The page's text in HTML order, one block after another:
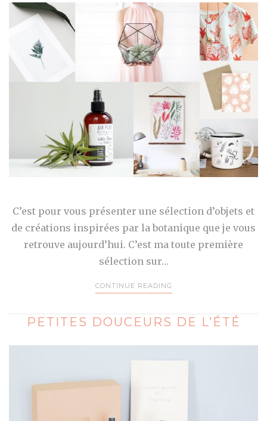
C’est pour vous présenter une sélection d’objets et
de créations inspirées par la botanique que je vous
retrouve aujourd’hui. C’est ma toute première
sélection sur…
CONTINUE READING
PETITES DOUCEURS DE L’ÉTÉ